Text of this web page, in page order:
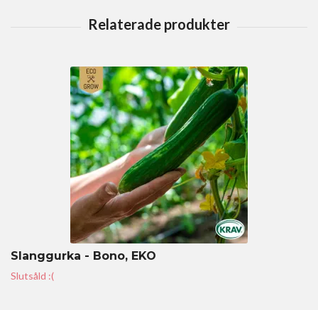
Slanggurka - Bono, EKO
Slutsåld :(